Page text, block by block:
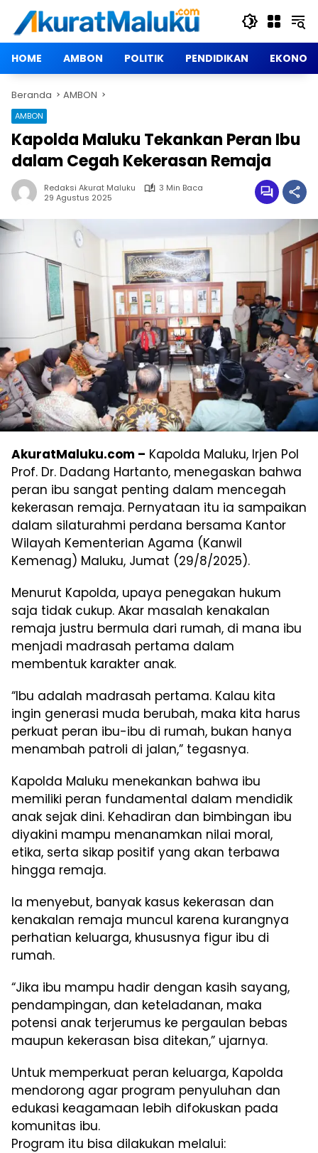
konten
HOME
AMBON POLITIK PENDIDIKAN
Beranda AMBON
AMBON
Kapolda Maluku Tekankan Peran Ibu
dalam Cegah Kekerasan Remaja
Redaksi Akurat Maluku
3 Min Baca
29 Agustus 2025
AkuratMaluku.com – Kapolda Maluku, Irjen Pol
Prof. Dr. Dadang Hartanto, menegaskan bahwa
peran ibu sangat penting dalam mencegah
kekerasan remaja. Pernyataan itu ia sampaikan
dalam silaturahmi perdana bersama Kantor
Wilayah Kementerian Agama (Kanwil
Kemenag) Maluku, Jumat (29/8/2025).
Menurut Kapolda, upaya penegakan hukum
saja tidak cukup. Akar masalah kenakalan
remaja justru bermula dari rumah, di mana ibu
menjadi madrasah pertama dalam
membentuk karakter anak.
“Ibu adalah madrasah pertama. Kalau kita
ingin generasi muda berubah, maka kita harus
perkuat peran ibu-ibu di rumah, bukan hanya
menambah patroli di jalan,” tegasnya.
Kapolda Maluku menekankan bahwa ibu
memiliki peran fundamental dalam mendidik
anak sejak dini. Kehadiran dan bimbingan ibu
diyakini mampu menanamkan nilai moral,
etika, serta sikap positif yang akan terbawa
hingga remaja.
Ia menyebut, banyak kasus kekerasan dan
kenakalan remaja muncul karena kurangnya
perhatian keluarga, khususnya figur ibu di
rumah.
“Jika ibu mampu hadir dengan kasih sayang,
pendampingan, dan keteladanan, maka
potensi anak terjerumus ke pergaulan bebas
maupun kekerasan bisa ditekan,” ujarnya.
Untuk memperkuat peran keluarga, Kapolda
mendorong agar program penyuluhan dan
edukasi keagamaan lebih difokuskan pada
komunitas ibu.
Program itu bisa dilakukan melalui: